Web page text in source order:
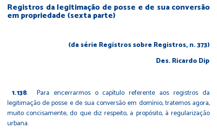
Registros da legitimação de posse e de sua conversão
em propriedade (sexta parte)
(da série Registros sobre Registros, n. 373)
Des. Ricardo Dip
1.138. Para encerrarmos o capítulo referente aos registros da
legitimação de posse e de sua conversão em domínio, tratemos agora,
muito concisamente, do que diz respeito, a propósito, à regularização
urbana.